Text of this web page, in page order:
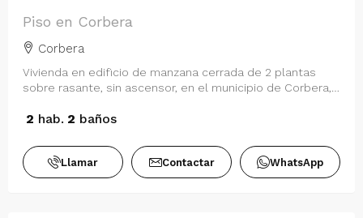
Piso en Corbera
Corbera
Vivienda en edificio de manzana cerrada de 2 plantas
sobre rasante, sin ascensor, en el municipio de Corbera,
2 hab. 2 baños
Llamar Contactar WhatsApp